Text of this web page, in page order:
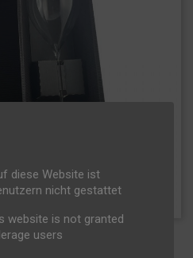
diese Website ist
nicht gestattet
website is not granted
users